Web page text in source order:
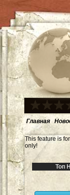
Главная
This feature is
only!
Топ